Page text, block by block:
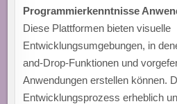
Programmierkenntnisse
Diese Plattformen bieten visuelle
Entwicklungsumgebungen, in
and-Drop-Funktionen und
Anwendungen erstellen können.
Entwicklungsprozess erheblich